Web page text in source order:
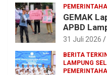
XXI/Radin
GEMAK
APBD
Lampung,
31 Juli 2026
BERITA
LAMPUNG